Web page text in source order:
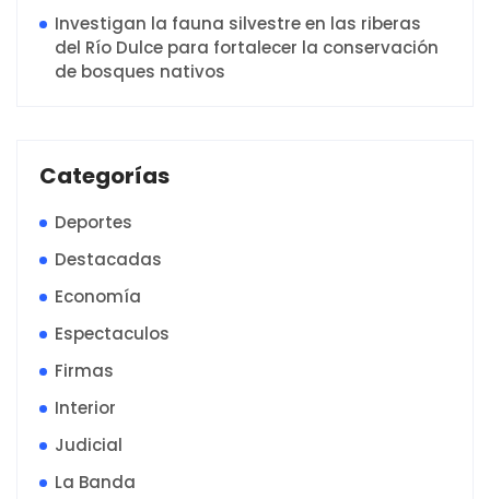
Investigan la fauna silvestre en las riberas
del Río Dulce para fortalecer la conservación
de bosques nativos
Categorías
Deportes
Destacadas
Economía
Espectaculos
Firmas
Interior
Judicial
La Banda